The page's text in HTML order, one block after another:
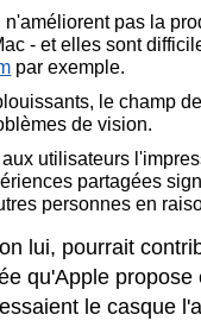
n'améliorent pas la
- et elles sont
par exemple.
le champ
de vision.
utilisateurs
partagées
personnes en
lui, pourrait
qu'Apple
le casque